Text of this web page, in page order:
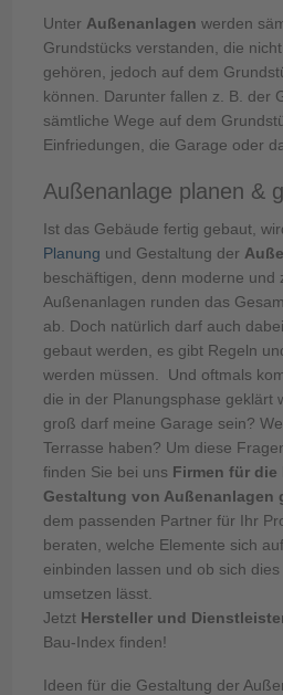
Unter Außenanlagen werden
Grundstücks verstanden, die
gehören, jedoch auf dem
können. Darunter fallen z. B. der
sämtliche Wege auf dem
Einfriedungen, die Garage oder
Außenanlage planen &
Ist das Gebäude fertig gebaut,
Planung und Gestaltung der
beschäftigen, denn moderne und
Außenanlagen runden das
ab. Doch natürlich darf auch
gebaut werden, es gibt Regeln
werden müssen. Und oftmals
die in der Planungsphase geklärt
groß darf meine Garage sein?
Terrasse haben? Um diese
finden Sie bei uns Firmen für
Gestaltung von Außenanlagen
dem passenden Partner für Ihr
beraten, welche Elemente sich
einbinden lassen und ob sich
umsetzen lässt.
Jetzt Hersteller und
Bau-Index finden!
Ideen für die Gestaltung der